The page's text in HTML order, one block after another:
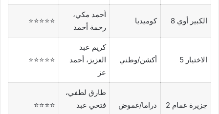
الكبير أوي 8 كوميديا
أحمد مكي،
رحمة أحمد
⭐⭐⭐⭐⭐
الاختيار 5 أكشن/وطني
كريم عبد
العزيز، أحمد
عز
⭐⭐⭐⭐⭐
جزيرة غمام 2 دراما/غموض
طارق لطفي،
فتحي عبد
⭐⭐⭐⭐